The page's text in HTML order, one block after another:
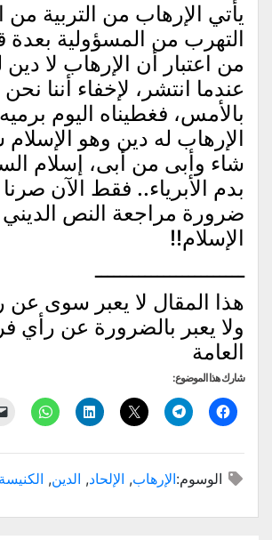
يأتي الإرهاب من التربية
التهرب من المسؤولية بعدة
من اعتبار أن الإرهاب لا دين
عندما انتشر، لإخفاء أننا
بالأمس، فغطيناه اليوم برميه
الإرهاب له دين وهو
شاء وأبى من أبى، إسلام
بدم الأبرياء.. فقط الآن
ضرورة مراجعة النص الديني
الإسلام!!
ــــــــــــــــــــــــ
هذا المقال لا يعبر سوى عن
ولا يعبر بالضرورة عن رأي
العامة
شارك هذا الموضوع:
انقر
للمشاركة
(فتح
نافذة
جديدة)
انقر
للمشاركة
(فتح
نافذة
جديدة)
النقر
للمشاركة
(فتح
نافذة
جديدة)
اضغط
لتشارك
(فتح
نافذة
جديدة)
انقر
(فتح
نافذة
جديدة)
الوسوم:الإرهاب, الإلحاد, الدين, الكنيسة